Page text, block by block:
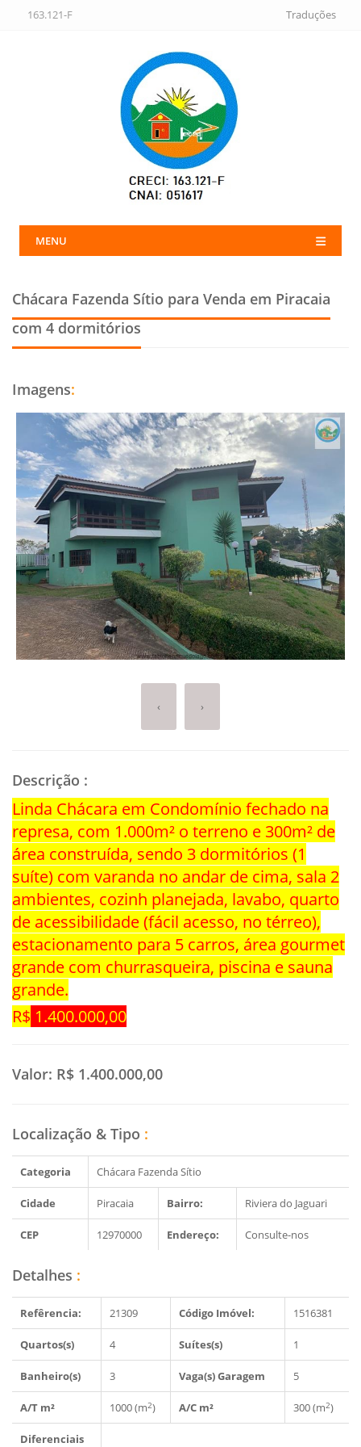
163.121-F Traduções
MENU
Chácara Fazenda Sítio para Venda em Piracaia
com 4 dormitórios
Imagens:
‹ ›
Descrição :
Linda Chácara em Condomínio fechado na
represa, com 1.000m² o terreno e 300m² de
área construída, sendo 3 dormitórios (1
suíte) com varanda no andar de cima, sala 2
ambientes, cozinh planejada, lavabo, quarto
de acessibilidade (fácil acesso, no térreo),
estacionamento para 5 carros, área gourmet
grande com churrasqueira, piscina e sauna
grande.
R$ 1.400.000,00
Valor: R$ 1.400.000,00
Localização & Tipo :
Categoria Chácara Fazenda Sítio
Cidade Piracaia Bairro: Riviera do Jaguari
CEP 12970000 Endereço: Consulte-nos
Detalhes :
Refêrencia: 21309 Código Imóvel: 1516381
Quartos(s) 4 Suítes(s) 1
Banheiro(s) 3 Vaga(s) Garagem 5
A/T m² 1000 (m2) A/C m² 300 (m2)
Diferenciais